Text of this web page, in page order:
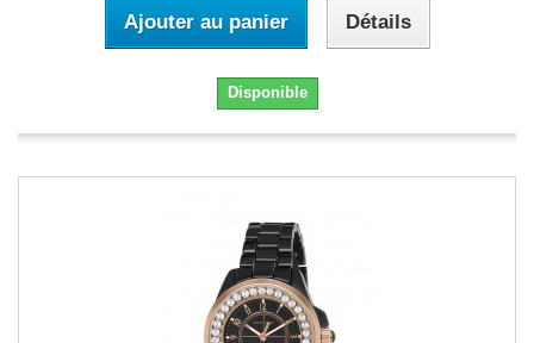
Ajouter au panier Détails
Disponible